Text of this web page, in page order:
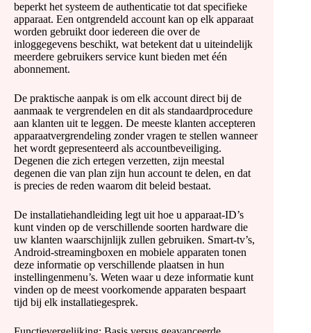
beperkt het systeem de authenticatie tot dat specifieke
apparaat. Een ontgrendeld account kan op elk apparaat
worden gebruikt door iedereen die over de
inloggegevens beschikt, wat betekent dat u uiteindelijk
meerdere gebruikers service kunt bieden met één
abonnement.
De praktische aanpak is om elk account direct bij de
aanmaak te vergrendelen en dit als standaardprocedure
aan klanten uit te leggen. De meeste klanten accepteren
apparaatvergrendeling zonder vragen te stellen wanneer
het wordt gepresenteerd als accountbeveiliging.
Degenen die zich ertegen verzetten, zijn meestal
degenen die van plan zijn hun account te delen, en dat
is precies de reden waarom dit beleid bestaat.
De installatiehandleiding legt uit hoe u apparaat-ID’s
kunt vinden op de verschillende soorten hardware die
uw klanten waarschijnlijk zullen gebruiken. Smart-tv’s,
Android-streamingboxen en mobiele apparaten tonen
deze informatie op verschillende plaatsen in hun
instellingenmenu’s. Weten waar u deze informatie kunt
vinden op de meest voorkomende apparaten bespaart
tijd bij elk installatiegesprek.